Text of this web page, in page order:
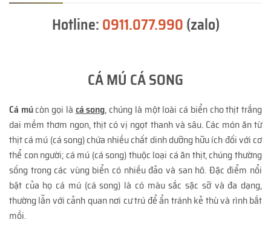
Hotline:0911.077.990(zalo)
CÁ MÚ CÁ SONG
Cá múcòn gọi là cá song, chúng là một loài cá biển cho thịt trắng
dai mềm thơm ngon, thịt có vị ngọt thanh và sâu. Các món ăn từ
thịt cá mú (cá song) chứa nhiều chất dinh dưỡng hữu ích đối với cơ
thể con người; cá mú (cá song) thuộc loại cá ăn thịt, chúng thường
sống trong các vùng biển có nhiều đảo và san hô. Đặc điểm nổi
bật của họ cá mú (cá song) là có màu sắc sặc sỡ và đa dạng,
thường lẫn với cảnh quan nơi cư trú để ẩn tránh kẻ thù và rình bắt
mồi.